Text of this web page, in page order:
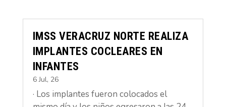
IMSS VERACRUZ NORTE REALIZA
IMPLANTES COCLEARES EN
INFANTES
6 Jul, 26
· Los implantes fueron colocados el